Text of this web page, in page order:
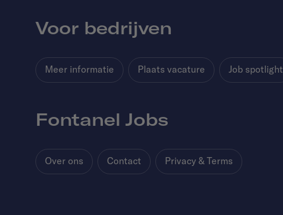
Voor bedrijven
Meer informatie Plaats vacature Job spotlight
Fontanel Jobs
Over ons Contact Privacy & Terms